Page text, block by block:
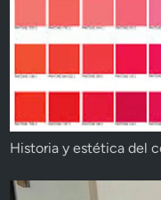
Historia y estética del